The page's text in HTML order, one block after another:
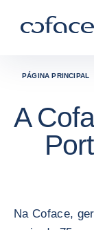
Voltar à página
PÁGINA PRINCIPAL
A
Na Coface,